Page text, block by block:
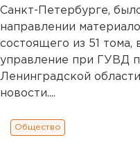
Санкт-Петербурге,
направлении
состоящего из 51 тома,
управление при ГУВД
Ленинградской
новости....
Общество